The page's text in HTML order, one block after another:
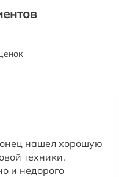
нашел хорошую
техники.
и недорого